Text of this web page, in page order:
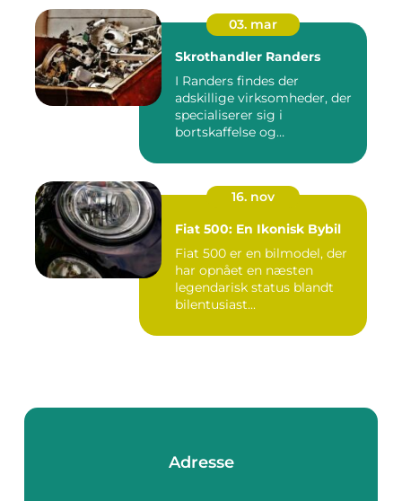
03. mar
Skrothandler Randers
I Randers findes der
adskillige virksomheder, der
specialiserer sig i
bortskaffelse og
16. nov
Fiat 500: En Ikonisk Bybil
Fiat 500 er en bilmodel, der
har opnået en næsten
legendarisk status blandt
bilentusiast...
Adresse